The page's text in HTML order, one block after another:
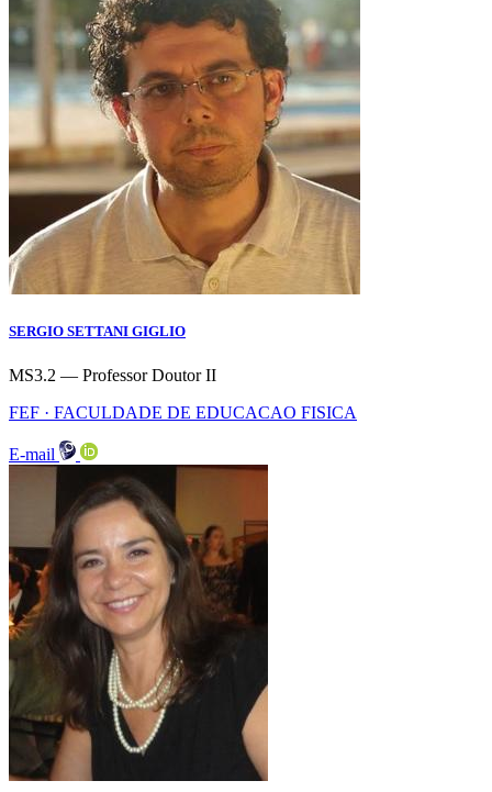
SERGIO SETTANI GIGLIO
MS3.2 — Professor Doutor II
FEF · FACULDADE DE EDUCACAO FISICA
E-mail